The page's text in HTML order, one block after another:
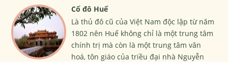
Cố đô Huế
Là thủ đô cũ của Việt Nam độc lập từ năm
1802 nên Huế không chỉ là một trung tâm
chính trị mà còn là một trung tâm văn
hoá, tôn giáo của triều đại nhà Nguyễn